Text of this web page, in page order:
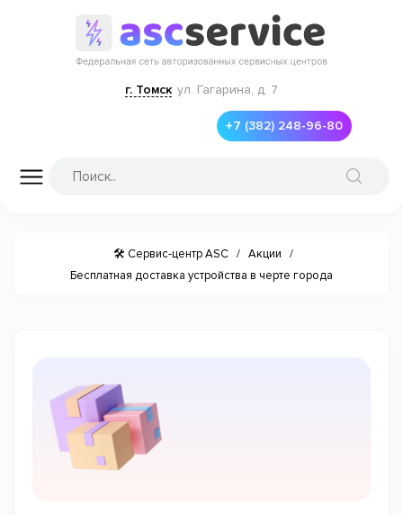
г. Томск ул. Гагарина, д. 7
+7 (382) 248-96-80
🛠 Сервис-центр ASC / Акции
/
Бесплатная доставка устройства в черте города